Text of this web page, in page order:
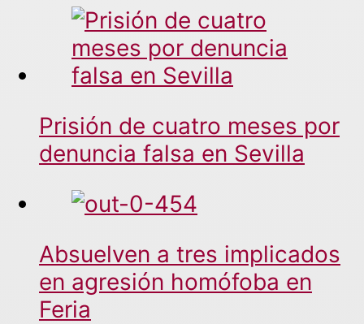
Prisión de cuatro meses por
denuncia falsa en Sevilla
Absuelven a tres implicados
en agresión homófoba en
Feria